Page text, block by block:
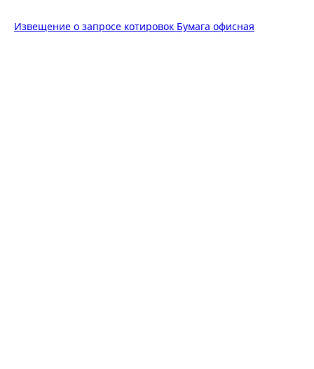
Извещение о запросе котировок Бумага офисная